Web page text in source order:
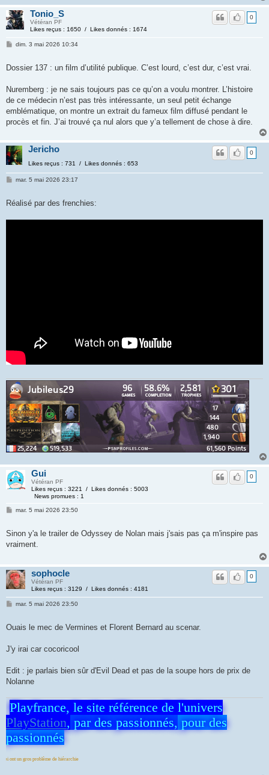
Tonio_S
Vétéran PF
Likes reçus : 1650 / Likes donnés : 1674
0
dim. 3 mai 2026 10:34
Dossier 137 : un film d’utilité publique. C’est lourd, c’est dur, c’est vrai.
Nuremberg : je ne sais toujours pas ce qu’on a voulu montrer. L’histoire
de ce médecin n’est pas très intéressante, un seul petit échange
emblématique, on montre un extrait du fameux film diffusé pendant le
procès et fin. J’ai trouvé ça nul alors que y’a tellement de chose à dire.
Jericho
Likes reçus : 731 / Likes donnés : 653
0
mar. 5 mai 2026 23:17
Réalisé par des frenchies:
Gui
Vétéran PF
Likes reçus : 3221 / Likes donnés : 5003
News promues : 1
0
mar. 5 mai 2026 23:50
Sinon y'a le trailer de Odyssey de Nolan mais j'sais pas ça m'inspire pas
vraiment.
sophocle
Vétéran PF
Likes reçus : 3129 / Likes donnés : 4181
0
mar. 5 mai 2026 23:50
Ouais le mec de Vermines et Florent Bernard au scenar.
J'y irai car cocoricool
Edit : je parlais bien sûr d'Evil Dead et pas de la soupe hors de prix de
Nolanne
Playfrance, le site référence de l'univers
PlayStation, par des passionnés, pour des
passionnés
hiérarchie